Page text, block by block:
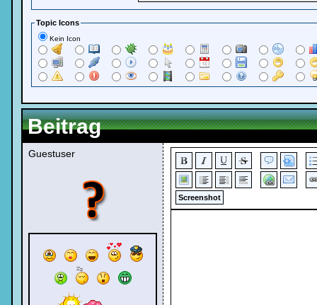
Topic Icons
Kein Icon
Beitrag
Guestuser